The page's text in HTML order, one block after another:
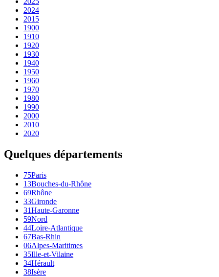
2024
2015
1900
1910
1920
1930
1940
1950
1960
1970
1980
1990
2000
2010
2020
Quelques départements
75Paris
13Bouches-du-Rhône
69Rhône
33Gironde
31Haute-Garonne
59Nord
44Loire-Atlantique
67Bas-Rhin
06Alpes-Maritimes
35Ille-et-Vilaine
34Hérault
38Isère